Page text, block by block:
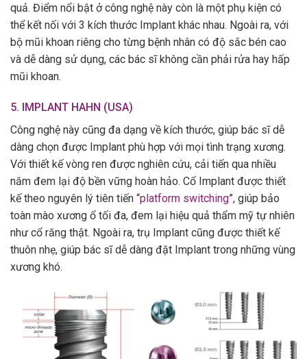
quả. Điểm nổi bật ở công nghệ này còn là một phụ kiện có
thể kết nối với 3 kích thước Implant khác nhau. Ngoài ra, với
bộ mũi khoan riêng cho từng bệnh nhân có độ sắc bén cao
và dễ dàng sử dụng, các bác sĩ không cần phải rửa hay hấp
mũi khoan.
5.
IMPLANT HAHN (USA)
Công nghệ này cũng đa dạng về kích thước, giúp bác sĩ dễ
dàng chọn được Implant phù hợp với mọi tình trạng xương.
Với thiết kế vòng ren được nghiên cứu, cải tiến qua nhiều
năm đem lại độ bền vững hoàn hảo. Cổ Implant được thiết
kế theo nguyên lý tiên tiến “platform switching”, giúp bảo
toàn mào xương ổ tối đa, đem lại hiệu quả thẩm mỹ tự nhiên
như cổ răng thật. Ngoài ra, trụ Implant cũng được thiết kế
thuôn nhẹ, giúp bác sĩ dễ dàng đặt Implant trong những vùng
xương khó.